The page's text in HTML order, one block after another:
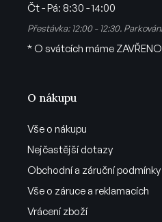
O nákupu
Vše o nákupu
Nejčastější dotazy
Obchodní a záruční podmínky
Vše o záruce a reklamacích
Vrácení zboží
Čt - Pá: 8:30 - 14:00
Přestávka: 12:00 - 12:30.
* O svátcích máme